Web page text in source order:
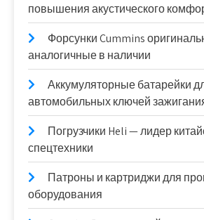
повышения акустического
Форсунки Cummins
аналогичные в наличии
Аккумуляторные батарейки
автомобильных ключей
Погрузчики Heli — лидер
спецтехники
Патроны и картриджи для
оборудования